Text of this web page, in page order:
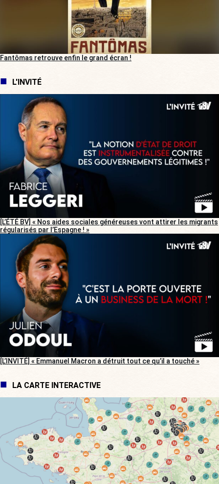
Fantômas retrouve enfin le grand écran !
L'INVITÉ
[L’ÉTÉ BV] « Nos aides sociales généreuses vont attirer les migrants
régularisés par l’Espagne ! »
[L’INVITÉ] « Emmanuel Macron a détruit tout ce qu’il a touché »
LA CARTE INTERACTIVE